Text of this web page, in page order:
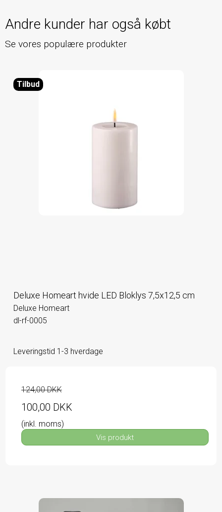
Andre kunder har også købt
Se vores populære produkter
Tilbud
Deluxe Homeart hvide LED Bloklys 7,5x12,5 cm
Deluxe Homeart
dl-rf-0005
Leveringstid 1-3 hverdage
124,00 DKK
100,00 DKK
(inkl. moms)
Vis produkt